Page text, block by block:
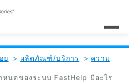
ย > ผลิตภัณฑ์/บริการ > ความ
หนดของระบบ FastHelp มีอะไร